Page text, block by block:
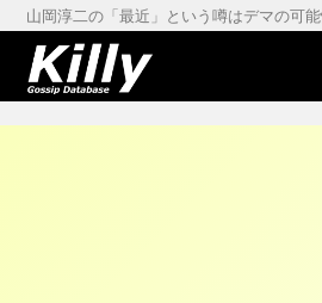
山岡淳二の「最近」という噂はデマの可